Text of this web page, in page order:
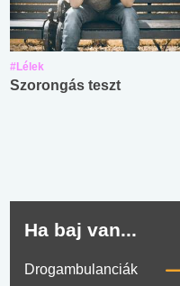
#Lélek
Szorongás teszt
Ha baj van...
Drogambulanciák